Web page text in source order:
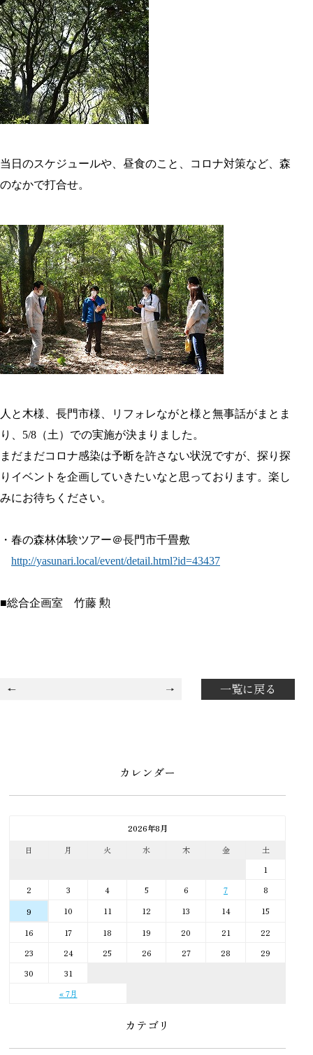
当日のスケジュールや、昼食のこと、コロナ対策など、森
のなかで打合せ。
人と木様、長門市様、リフォレながと様と無事話がまとま
り、5/8（土）での実施が決まりました。
まだまだコロナ感染は予断を許さない状況ですが、探り探
りイベントを企画していきたいなと思っております。楽し
みにお待ちください。
・春の森林体験ツアー＠長門市千畳敷
http://yasunari.local/event/detail.html?id=43437
■総合企画室 竹藤 勲
一覧に戻る
カレンダー
2026年8月
日
月 火 水 木 金 土
« 7月
1
2
3 4 5 6 7
8
9
10 11 12 13 14
15
16
17 18 19 20 21
22
23
24 25 26 27 28
29
30
31
カテゴリ